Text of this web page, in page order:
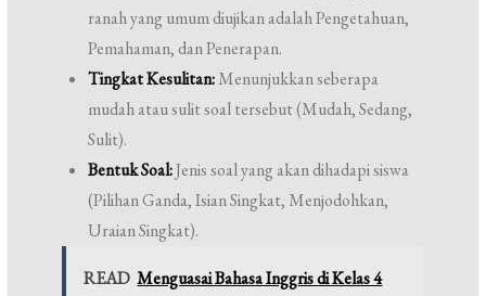
ranah yang umum diujikan adalah Pengetahuan,
Pemahaman, dan Penerapan.
Tingkat Kesulitan:Menunjukkan seberapa
mudah atau sulit soal tersebut (Mudah, Sedang,
Sulit).
Bentuk Soal:Jenis soal yang akan dihadapi siswa
(Pilihan Ganda, Isian Singkat, Menjodohkan,
Uraian Singkat).
READ Menguasai Bahasa Inggris di Kelas 4